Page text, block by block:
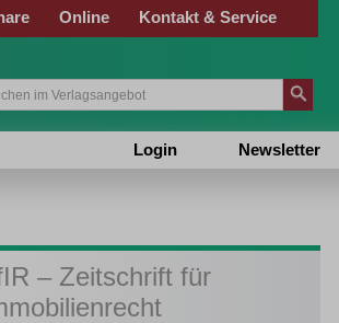
Online Kontakt & Service
Newsletter
Login
– Zeitschrift für